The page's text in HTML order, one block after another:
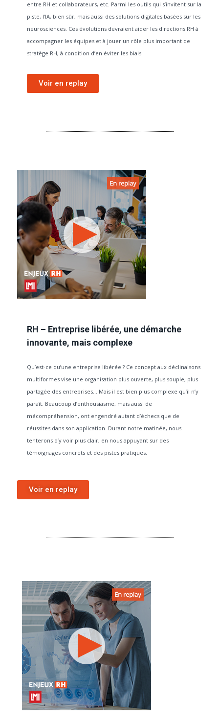
entre RH et collaborateurs, etc. Parmi les outils qui s’invitent sur la
piste, l’IA, bien sûr, mais aussi des solutions digitales basées sur les
neurosciences. Ces évolutions devraient aider les directions RH à
accompagner les équipes et à jouer un rôle plus important de
stratège RH, à condition d’en éviter les biais.
Voir en replay
RH – Entreprise libérée, une démarche
innovante, mais complexe
Qu’est-ce qu’une entreprise libérée ? Ce concept aux déclinaisons
multiformes vise une organisation plus ouverte, plus souple, plus
partagée des entreprises… Mais il est bien plus complexe qu’il n’y
paraît. Beaucoup d’enthousiasme, mais aussi de
mécompréhension, ont engendré autant d’échecs que de
réussites dans son application. Durant notre matinée, nous
tenterons d’y voir plus clair, en nous appuyant sur des
témoignages concrets et des pistes pratiques.
Voir en replay